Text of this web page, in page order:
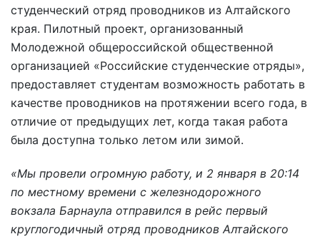
студенческий отряд проводников из Алтайского
края. Пилотный проект, организованный
Молодежной общероссийской общественной
организацией «Российские студенческие отряды»,
предоставляет студентам возможность работать в
качестве проводников на протяжении всего года, в
отличие от предыдущих лет, когда такая работа
была доступна только летом или зимой.
«Мы провели огромную работу, и 2 января в 20:14
по местному времени с железнодорожного
вокзала Барнаула отправился в рейс первый
круглогодичный отряд проводников Алтайского